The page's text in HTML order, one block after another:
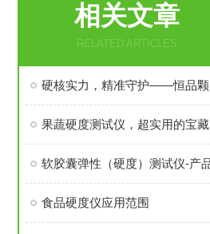
相关文章
RELATED ARTICLES
食品硬度仪应用范围